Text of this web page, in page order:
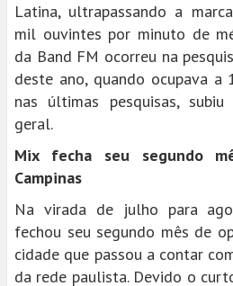
Latina, ultrapassando a
mil ouvintes por minuto de
da Band FM ocorreu na
deste ano, quando ocupava a
nas últimas pesquisas,
geral.
Mix fecha seu segundo
Campinas
Na virada de julho para
fechou seu segundo mês de
cidade que passou a contar
da rede paulista. Devido o